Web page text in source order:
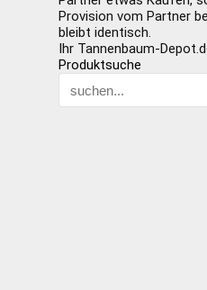
Provision vom Partner
bleibt identisch.
Ihr Tannenbaum-
Produktsuche